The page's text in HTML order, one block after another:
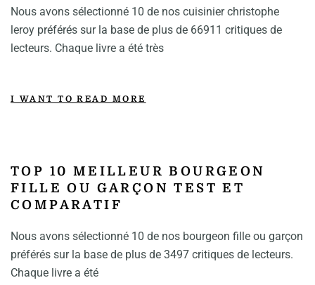
Nous avons sélectionné 10 de nos cuisinier christophe
leroy préférés sur la base de plus de 66911 critiques de
lecteurs. Chaque livre a été très
I WANT TO READ MORE
TOP 10 MEILLEUR BOURGEON
FILLE OU GARÇON TEST ET
COMPARATIF
Nous avons sélectionné 10 de nos bourgeon fille ou garçon
préférés sur la base de plus de 3497 critiques de lecteurs.
Chaque livre a été